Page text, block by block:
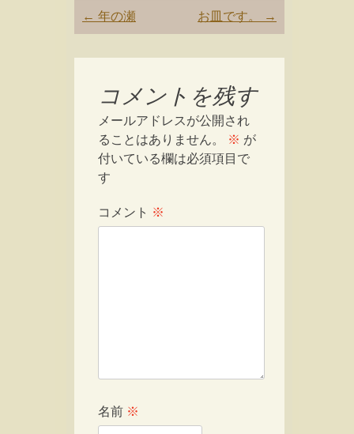
Post
navigation
← 年の瀬 お皿です。 →
コメントを残す
メールアドレスが公開され
ることはありません。
※ が
付いている欄は必須項目で
す
コメント ※
名前 ※